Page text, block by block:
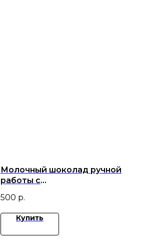
Молочный шоколад ручной
работы с
миндалем.
500 р.
Купить